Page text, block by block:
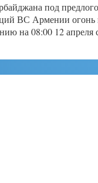
под
ВС Армении огонь
на 08:00 12 апреля